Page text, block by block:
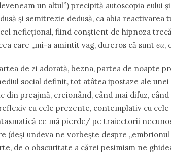
un altul”) precipită autoscopia eului
și semitrezie dedusă, ca abia
neficțional, fiind conștient de hipnoza
care „mi-a amintit vag, dureros că sunt eu,
de zi adorată, bezna, partea de noapte
social definit, tot atâtea ipostaze ale
din preajmă, creionând, când mai difuz,
cu cele prezente, contemplativ cu
ce mă pierde/ pe traiectorii
(deși undeva ne vorbește despre „embrionul
de o obscuritate a cărei pesimism ne